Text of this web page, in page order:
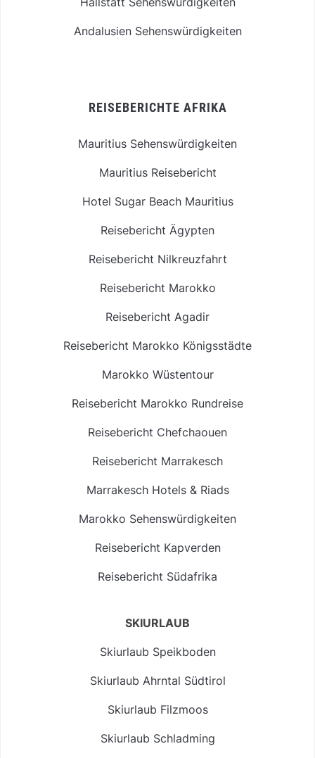
Andalusien Sehenswürdigkeiten
REISEBERICHTE AFRIKA
Mauritius Sehenswürdigkeiten
Mauritius Reisebericht
Hotel Sugar Beach Mauritius
Reisebericht Ägypten
Reisebericht Nilkreuzfahrt
Reisebericht Marokko
Reisebericht Agadir
Reisebericht Marokko Königsstädte
Marokko Wüstentour
Reisebericht Marokko Rundreise
Reisebericht Chefchaouen
Reisebericht Marrakesch
Marrakesch Hotels & Riads
Marokko Sehenswürdigkeiten
Reisebericht Kapverden
Reisebericht Südafrika
SKIURLAUB
Skiurlaub Speikboden
Skiurlaub Ahrntal Südtirol
Skiurlaub Filzmoos
Skiurlaub Schladming